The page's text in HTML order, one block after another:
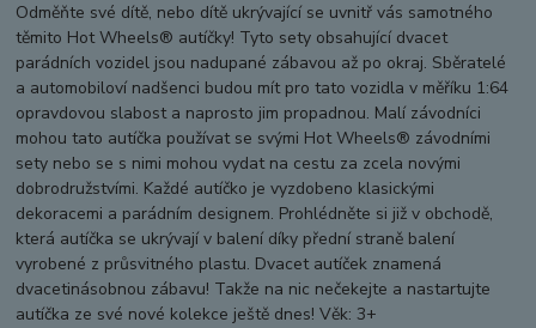
Odměňte své dítě, nebo dítě ukrývající se uvnitř vás samotného
těmito Hot Wheels® autíčky! Tyto sety obsahující dvacet
parádních vozidel jsou nadupané zábavou až po okraj. Sběratelé
a automobiloví nadšenci budou mít pro tato vozidla v měříku 1:64
opravdovou slabost a naprosto jim propadnou. Malí závodníci
mohou tato autíčka používat se svými Hot Wheels® závodními
sety nebo se s nimi mohou vydat na cestu za zcela novými
dobrodružstvími. Každé autíčko je vyzdobeno klasickými
dekoracemi a parádním designem. Prohlédněte si již v obchodě,
která autíčka se ukrývají v balení díky přední straně balení
vyrobené z průsvitného plastu. Dvacet autíček znamená
dvacetinásobnou zábavu! Takže na nic nečekejte a nastartujte
autíčka ze své nové kolekce ještě dnes! Věk: 3+